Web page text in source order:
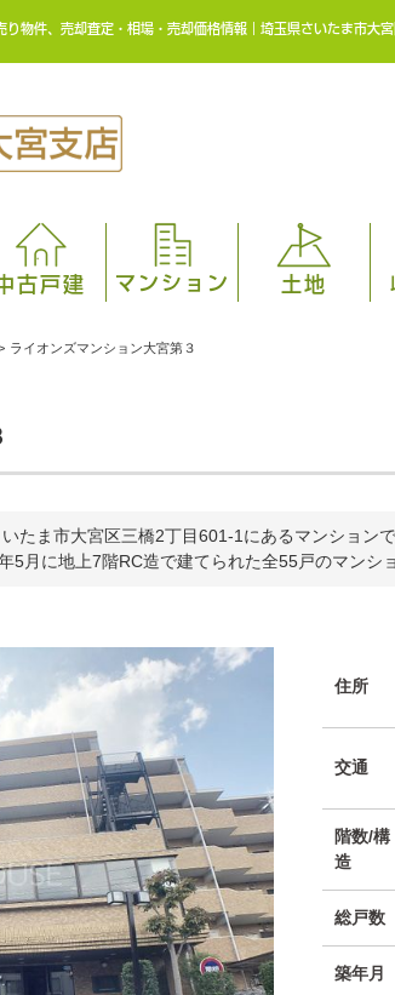
物件、売却査定・相場・売却価格情報｜埼玉県さいたま市大
古戸建 マンション 土地
ライオンズマンション大宮第３
たま市大宮区三橋2丁目601-1にあるマンション
月に地上7階RC造で建てられた全55戸のマンシ
住所
交通
階数/構
造
総戸数
築年月